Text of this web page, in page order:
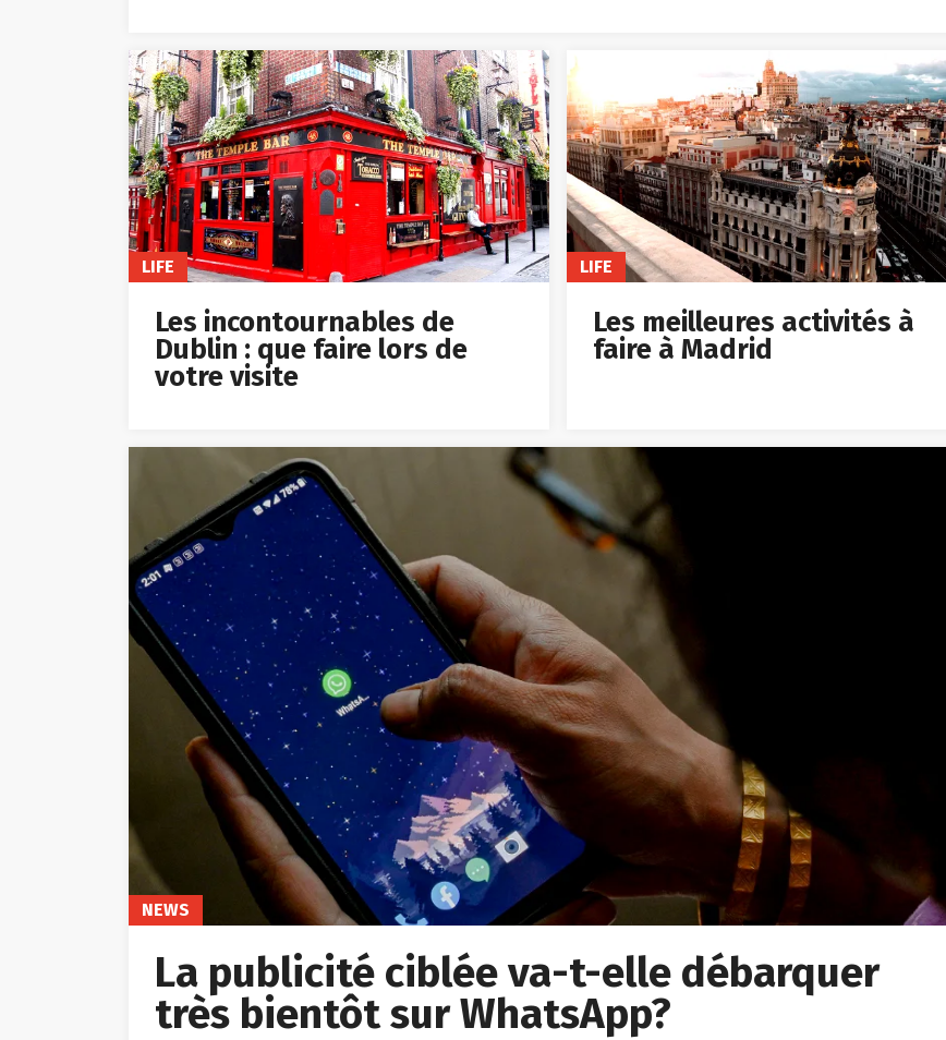
LIFE
Les incontournables de
Dublin : que faire lors de
votre visite
LIFE
Les meilleures activités à
faire à Madrid
NEWS
La publicité ciblée va-t-elle débarquer
très bientôt sur WhatsApp?